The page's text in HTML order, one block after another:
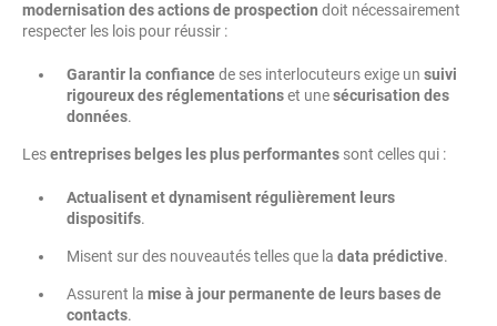
modernisation des actions de prospection doit nécessairement
respecter les lois pour réussir :
Garantir la confiancede ses interlocuteurs exige un suivi
rigoureux des réglementationset unesécurisation des
données.
Lesentreprises belges les plus performantes sont celles qui :
Actualisent et dynamisent régulièrement leurs
dispositifs.
Misent sur des nouveautés telles que la data prédictive.
Assurent la mise à jour permanente de leurs bases de
contacts.